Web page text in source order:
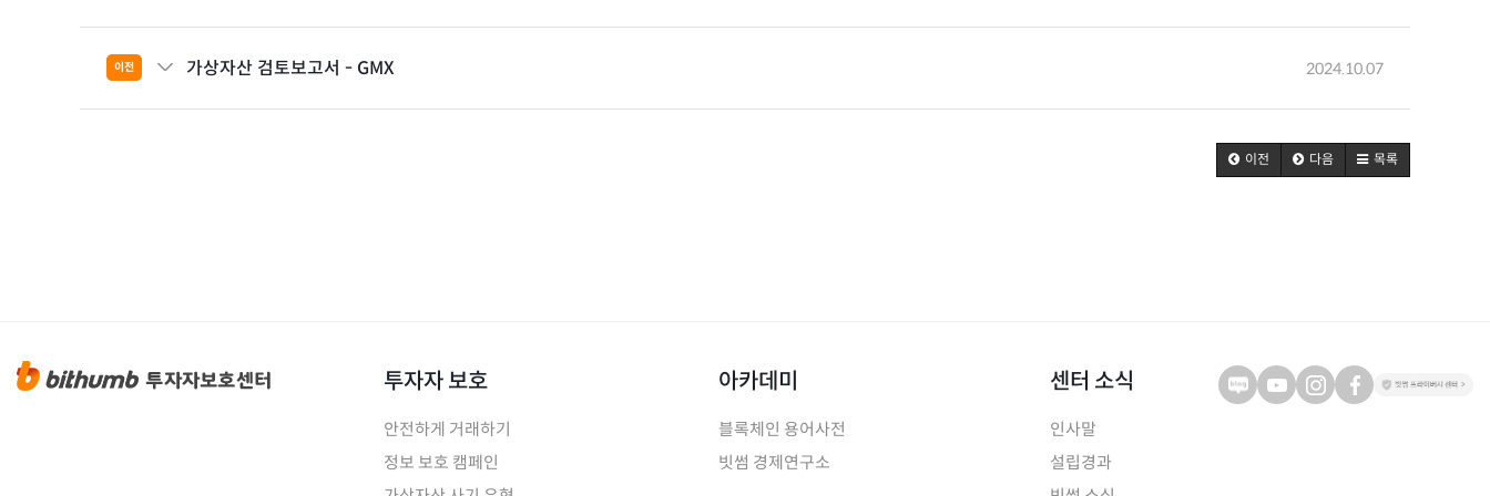
이전 가상자산 검토보고서 - GMX 2024.10.07
이전 다음 목록
투자자 보호
안전하게 거래하기
정보 보호 캠페인
아카데미
블록체인 용어사전
빗썸 경제연구소
센터 소식
인사말
설립경과